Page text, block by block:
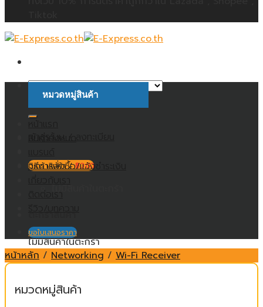
ค้นหา:
ตะกร้าสินค้า /฿0.00
ไม่มีสินค้าในตะกร้า
หมวดหมู่สินค้า
วิธีการสั่งซื้อ/แจ้งชำระเงิน
ติดต่อเรา
ขอใบเสนอราคา
หน้าหลัก / Networking / Wi-Fi Receiver
หมวดหมู่สินค้า